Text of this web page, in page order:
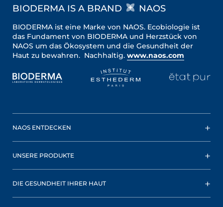
BIODERMA IS A BRAND NAOS
BIODERMA ist eine Marke von NAOS. Ecobiologie ist
das Fundament von BIODERMA und Herzstück von
NAOS um das Ökosystem und die Gesundheit der
Haut zu bewahren. Nachhaltig. www.naos.com
NAOS ENTDECKEN
UNSERE PRODUKTE
DIE GESUNDHEIT IHRER HAUT